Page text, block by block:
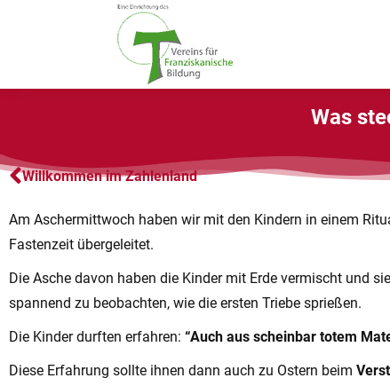
Was
Willkommen im Zahlenland
Am Aschermittwoch haben wir mit den Kindern in einem
Fastenzeit übergeleitet.
Die Asche davon haben die Kinder mit Erde vermischt und
spannend zu beobachten, wie die ersten Triebe sprießen.
Die Kinder durften erfahren: “Auch aus scheinbar totem
Diese Erfahrung sollte ihnen dann auch zu Ostern beim